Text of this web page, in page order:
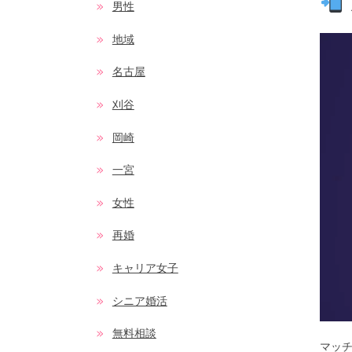
マッ
男性
地域
名古屋
刈谷
岡崎
一宮
女性
再婚
キャリア女子
シニア婚活
無料相談